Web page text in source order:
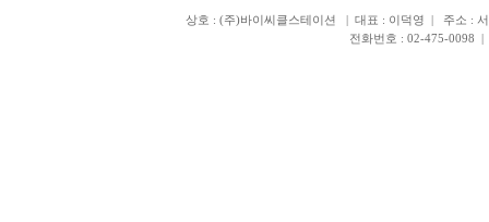
상호 : (주)바이씨클스테이션 | 대표 : 이덕영 | 주소 : 서
전화번호 : 02-475-0098